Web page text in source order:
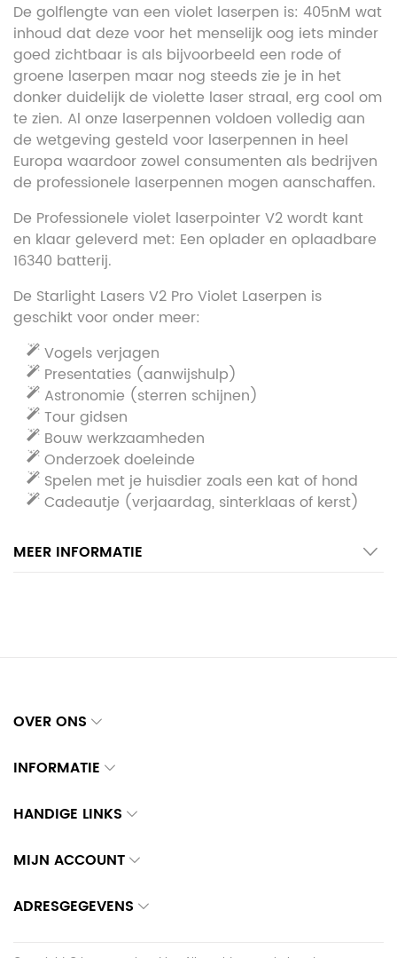
De golflengte van een violet laserpen is: 405nM wat
inhoud dat deze voor het menselijk oog iets minder
goed zichtbaar is als bijvoorbeeld een rode of
groene laserpen maar nog steeds zie je in het
donker duidelijk de violette laser straal, erg cool om
te zien. Al onze laserpennen voldoen volledig aan
de wetgeving gesteld voor laserpennen in heel
Europa waardoor zowel consumenten als bedrijven
de professionele laserpennen mogen aanschaffen.
De Professionele violet laserpointer V2 wordt kant
en klaar geleverd met: Een oplader en oplaadbare
16340 batterij.
De Starlight Lasers V2 Pro Violet Laserpen is
geschikt voor onder meer:
Vogels verjagen
Presentaties (aanwijshulp)
Astronomie (sterren schijnen)
Tour gidsen
Bouw werkzaamheden
Onderzoek doeleinde
Spelen met je huisdier zoals een kat of hond
Cadeautje (verjaardag, sinterklaas of kerst)
MEER INFORMATIE
OVER ONS
INFORMATIE
HANDIGE LINKS
MIJN ACCOUNT
ADRESGEGEVENS